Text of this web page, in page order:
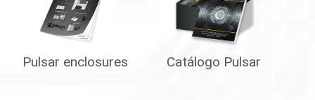
Pulsar enclosures Catálogo Pulsar